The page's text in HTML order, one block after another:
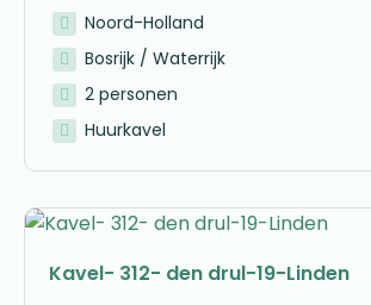
Noord-Holland
Bosrijk / Waterrijk
2 personen
Huurkavel
Kavel- 312- den drul-19-Linden